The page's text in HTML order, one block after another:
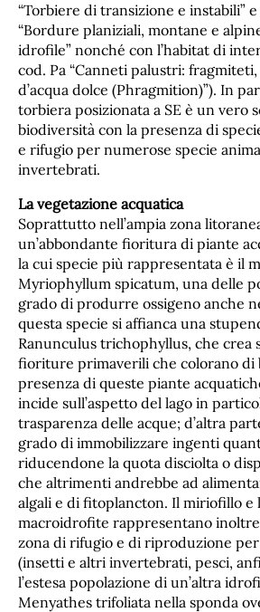
“Torbiere di transizione e instabili” e
“Bordure planiziali, montane e
idrofile” nonché con l’habitat di
cod. Pa “Canneti palustri:
d’acqua dolce (Phragmition)”). In
torbiera posizionata a SE è un vero
biodiversità con la presenza di
e rifugio per numerose specie
invertebrati.
La vegetazione acquatica
Soprattutto nell’ampia zona
un’abbondante fioritura di piante
la cui specie più rappresentata è il
Myriophyllum spicatum, una delle
grado di produrre ossigeno anche
questa specie si affianca una
Ranunculus trichophyllus, che crea
fioriture primaverili che colorano di
presenza di queste piante
incide sull’aspetto del lago in
trasparenza delle acque; d’altra
grado di immobilizzare ingenti
riducendone la quota disciolta o
che altrimenti andrebbe ad
algali e di fitoplancton. Il miriofillo e
macroidrofite rappresentano
zona di rifugio e di riproduzione per
(insetti e altri invertebrati, pesci,
l’estesa popolazione di un’altra
Menyathes trifoliata nella sponda